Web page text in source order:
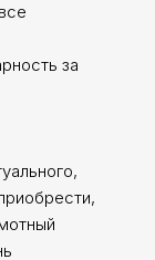
за